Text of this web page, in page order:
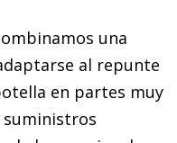
una
al repunte
en partes muy
suministros